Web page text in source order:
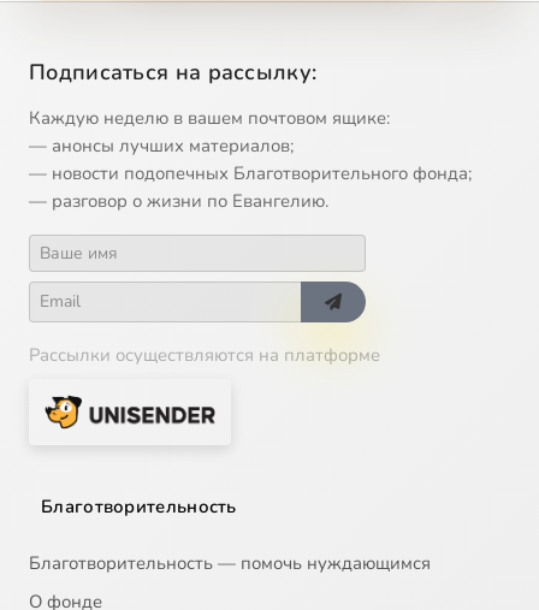
Подписаться на рассылку:
Каждую неделю в вашем почтовом ящике:
— анонсы лучших материалов;
— новости подопечных Благотворительного фонда;
— разговор о жизни по Евангелию.
Рассылки осуществляются на платформе
Благотворительность
Благотворительность — помочь нуждающимся
О фонде